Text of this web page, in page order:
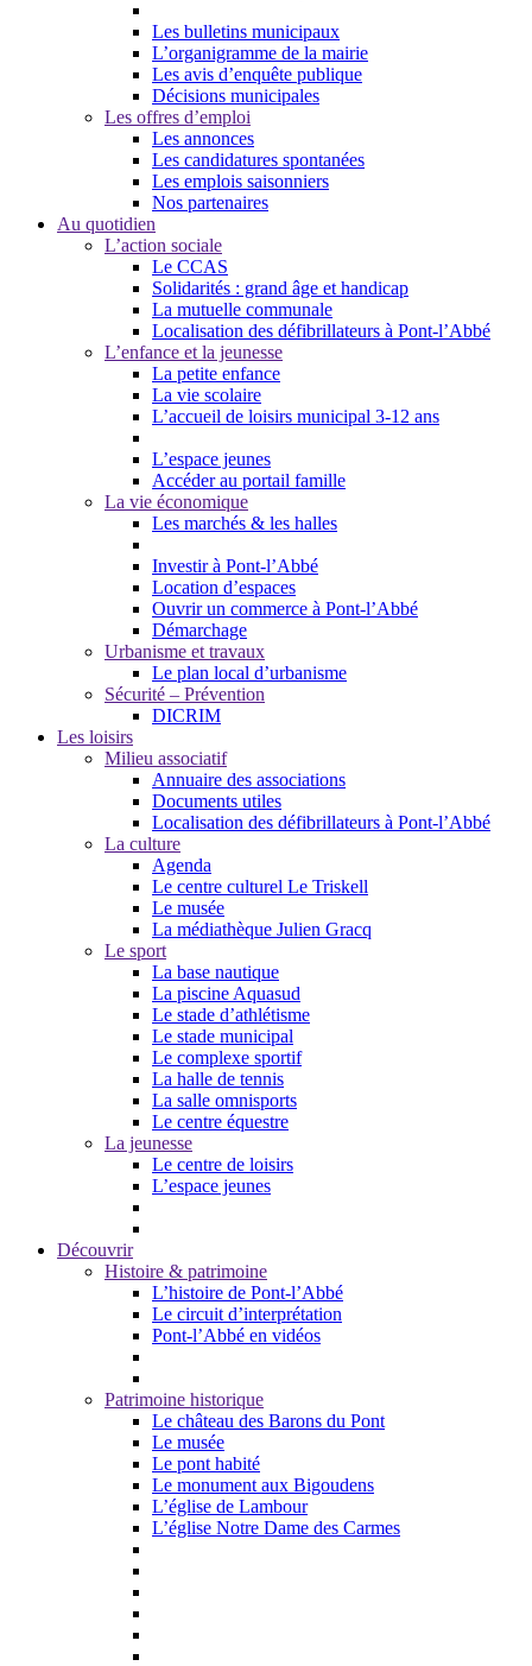
Les bulletins municipaux
L’organigramme de la mairie
Les avis d’enquête publique
Décisions municipales
Les offres d’emploi
Les annonces
Les candidatures spontanées
Les emplois saisonniers
Nos partenaires
Au quotidien
L’action sociale
Le CCAS
Solidarités : grand âge et handicap
La mutuelle communale
Localisation des défibrillateurs à Pont-l’Abbé
L’enfance et la jeunesse
La petite enfance
La vie scolaire
L’accueil de loisirs municipal 3-12 ans
L’espace jeunes
Accéder au portail famille
La vie économique
Les marchés & les halles
Investir à Pont-l’Abbé
Location d’espaces
Ouvrir un commerce à Pont-l’Abbé
Démarchage
Urbanisme et travaux
Le plan local d’urbanisme
Sécurité – Prévention
DICRIM
Les loisirs
Milieu associatif
Annuaire des associations
Documents utiles
Localisation des défibrillateurs à Pont-l’Abbé
La culture
Agenda
Le centre culturel Le Triskell
Le musée
La médiathèque Julien Gracq
Le sport
La base nautique
La piscine Aquasud
Le stade d’athlétisme
Le stade municipal
Le complexe sportif
La halle de tennis
La salle omnisports
Le centre équestre
La jeunesse
Le centre de loisirs
L’espace jeunes
Découvrir
Histoire & patrimoine
L’histoire de Pont-l’Abbé
Le circuit d’interprétation
Pont-l’Abbé en vidéos
Patrimoine historique
Le château des Barons du Pont
Le musée
Le pont habité
Le monument aux Bigoudens
L’église de Lambour
L’église Notre Dame des Carmes